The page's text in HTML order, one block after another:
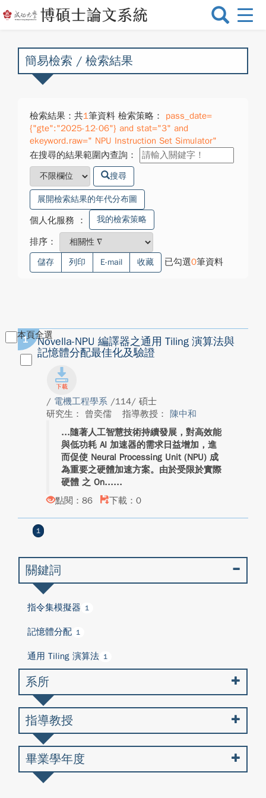
選
換
簡易檢索 / 檢索結果
檢索結果：共1筆資料 檢索策略：
pass_date=
{"gte":"2025-12-06"} and stat="3" and
ekeyword.raw=" NPU Instruction Set Simulator"
在搜尋的結果範圍內查詢：
搜尋
展開檢索結果的年代分布圖
個人化服務 ： 我的檢索策略
排序：
儲存 列印 E-mail 收藏 已勾選0筆資料
本頁全選
1
Novella-NPU 編譯器之通用 Tiling 演算法與
記憶體分配最佳化及驗證
/ 電機工程學系 /114/ 碩士
研究生： 曾奕儒
指導教授： 陳中和
隨著人工智慧技術持續發展，對高效能
與低功耗 AI 加速器的需求日益增加，進
而促使 Neural Processing Unit (NPU) 成
為重要之硬體加速方案。由於受限於實際
硬體 之 On...
點閱：86
下載：0
1
關鍵詞
指令集模擬器 1
記憶體分配 1
通用 Tiling 演算法 1
系所
指導教授
畢業學年度